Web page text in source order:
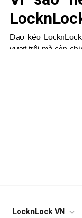
Dao kéo
vượt trội mà còn
tế, đa dạng sản
LocknLock VN